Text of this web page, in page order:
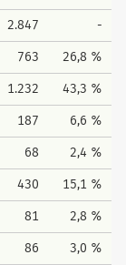
2.847 -
763 26,8 %
1.232 43,3 %
187 6,6 %
68 2,4 %
430 15,1 %
81 2,8 %
86 3,0 %